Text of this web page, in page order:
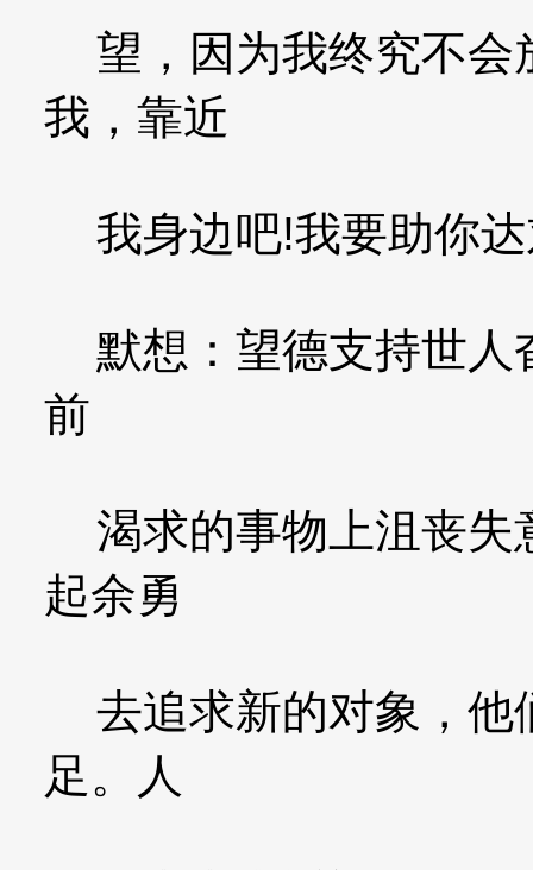
望，因为我终究不会
我，靠近
我身边吧!我要助你达
默想：望德支持世人
前
渴求的事物上沮丧失
起余勇
去追求新的对象，他
足。人